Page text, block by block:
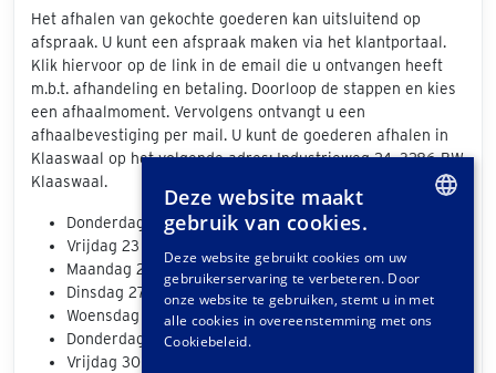
Het afhalen van gekochte goederen kan uitsluitend op
afspraak. U kunt een afspraak maken via het klantportaal.
Klik hiervoor op de link in de email die u ontvangen heeft
m.b.t. afhandeling en betaling. Doorloop de stappen en kies
een afhaalmoment. Vervolgens ontvangt u een
afhaalbevestiging per mail. U kunt de goederen afhalen in
Klaaswaal op het volgende adres: Industrieweg 24, 3286 BW
Klaaswaal.
Donderdag 22 juni
Vrijdag 23 juni
Maandag 26 juni
Dinsdag 27 juni
Woensdag 28 juni
Donderdag 29 juni
Vrijdag 30 juni
GERMAN
FRENCH
Deze website maakt
gebruik van cookies.
Deze website gebruikt cookies om uw
gebruikerservaring te verbeteren. Door
onze website te gebruiken, stemt u in met
alle cookies in overeenstemming met ons
Cookiebeleid.